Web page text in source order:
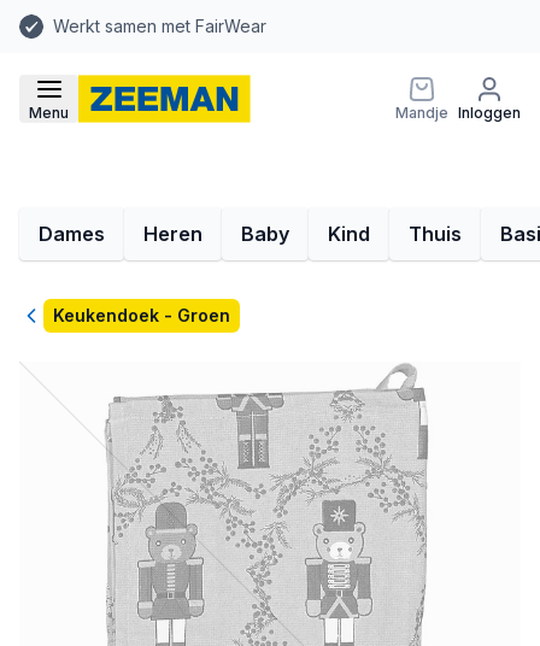
Werkt samen met FairWear
Menu Mandje Inloggen
Dames Heren Baby Kind Thuis
TerugKeukendoek - Groen